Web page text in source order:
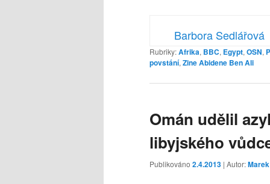
Barbora Sedlářová
Rubriky:Afrika, BBC, Egypt, OSN,
povstání, Zine Abidene Ben Ali
Omán udělil
libyjského
Publikováno 2.4.2013 | Autor: